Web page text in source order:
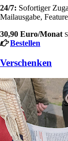
24/7: Sofortiger
Mailausgabe,
30,90 Euro/Monat
Bestellen
Verschenken